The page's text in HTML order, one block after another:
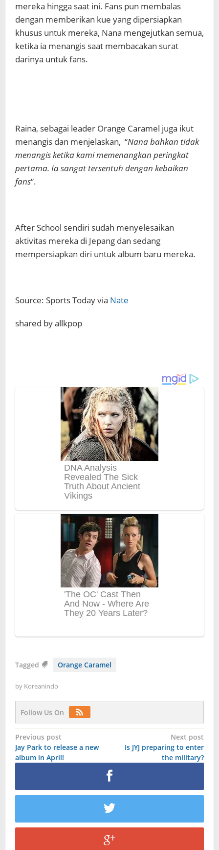
mereka hingga saat ini. Fans pun membalas
dengan memberikan kue yang dipersiapkan
khusus untuk mereka, Nana mengejutkan semua,
ketika ia menangis saat membacakan surat
darinya untuk fans.
Raina, sebagai leader Orange Caramel juga ikut
menangis dan menjelaskan, “Nana bahkan tidak
menangis ketika kami memenangkan peringkat
pertama. Ia sangat tersentuh dengan kebaikan
fans“.
After School sendiri sudah menyelesaikan
aktivitas mereka di Jepang dan sedang
mempersiapkan diri untuk album baru mereka.
Source: Sports Today via Nate
shared by allkpop
Tagged Orange Caramel
by Koreanindo
Follow Us On
Post
navigation
Previous post
Jay Park to release a new
album in April!
Next post
Is JYJ preparing to enter
the military?